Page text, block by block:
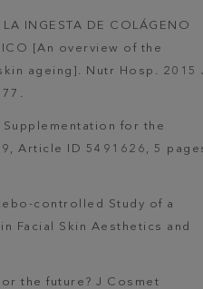
INGESTA DE COLÁGENO
[An overview of the
ageing]. Nutr Hosp. 2015
Supplementation for the
Article ID 5491626, 5
controlled Study of a
Facial Skin Aesthetics and
or the future?J Cosmet